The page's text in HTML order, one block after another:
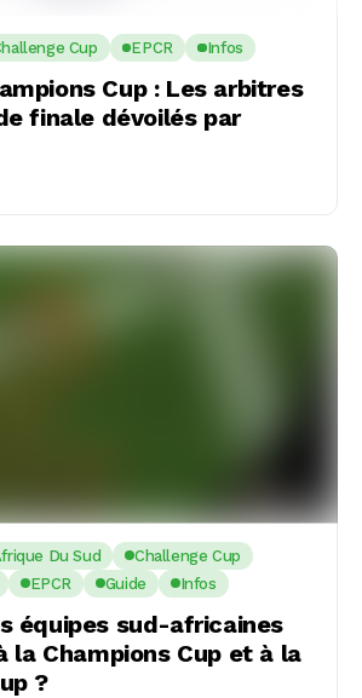
Cup EPCR Infos
Cup : Les arbitres
finale dévoilés par
Du Sud
Challenge Cup
EPCR Guide Infos
équipes sud-africaines
la Champions Cup et à la
?